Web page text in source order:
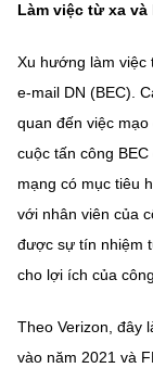
Làm việc từ xa và
Xu hướng làm việc
e-mail DN (BEC).
quan đến việc
cuộc tấn công
mạng có mục tiêu
với nhân viên của
được sự tín nhiệm
cho lợi ích của
Theo Verizon, đây
vào năm 2021 và